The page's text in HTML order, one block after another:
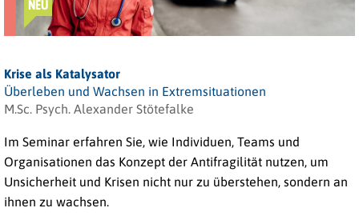
NEU
Krise als Katalysator
Überleben und Wachsen in Extremsituationen
M.Sc. Psych. Alexander Stötefalke
Im Seminar erfahren Sie, wie Individuen, Teams und
Organisationen das Konzept der Antifragilität nutzen, um
Unsicherheit und Krisen nicht nur zu überstehen, sondern an
ihnen zu wachsen.